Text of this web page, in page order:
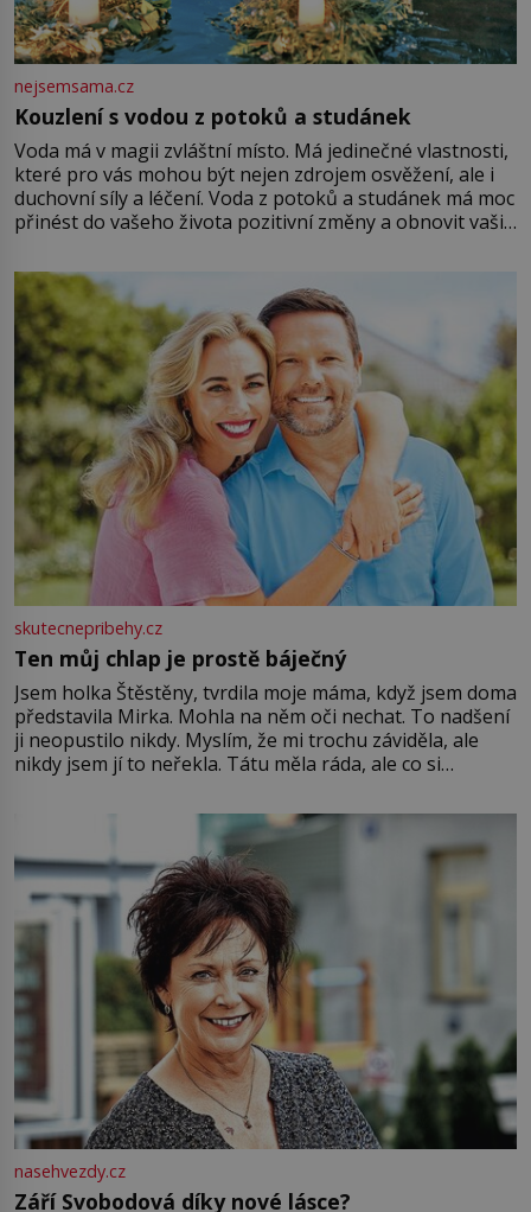
nejsemsama.cz
Kouzlení s vodou z potoků a studánek
Voda má v magii zvláštní místo. Má jedinečné vlastnosti,
které pro vás mohou být nejen zdrojem osvěžení, ale i
duchovní síly a léčení. Voda z potoků a studánek má moc
přinést do vašeho života pozitivní změny a obnovit vaši
můžete obohatit své rituály a přinést do svého života
větší harmonii a klid. Je důležité
skutecnepribehy.cz
Ten můj chlap je prostě báječný
Jsem holka Štěstěny, tvrdila moje máma, když jsem doma
představila Mirka. Mohla na něm oči nechat. To nadšení
ji neopustilo nikdy. Myslím, že mi trochu záviděla, ale
nikdy jsem jí to neřekla. Tátu měla ráda, ale co si
Jsme spolu moc rádi Tehdy byla jiná doba, když
nasehvezdy.cz
Září Svobodová díky nové lásce?